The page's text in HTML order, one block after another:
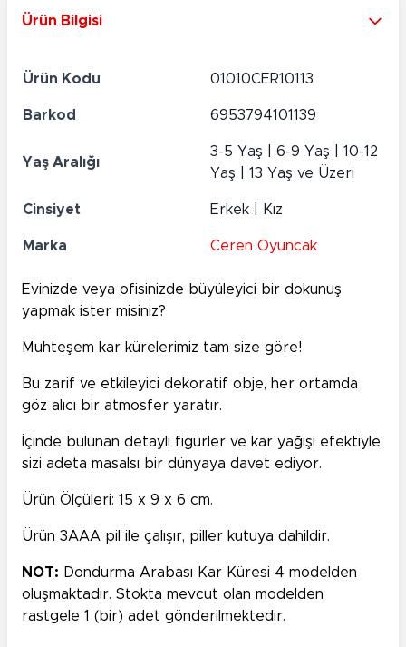
Ürün Bilgisi
Ürün Kodu 01010CER10113
Barkod 6953794101139
Yaş Aralığı
3-5 Yaş | 6-9 Yaş | 10-12
Yaş | 13 Yaş ve Üzeri
Cinsiyet Erkek | Kız
Marka Ceren Oyuncak
Evinizde veya ofisinizde büyüleyici bir dokunuş
yapmak ister misiniz?
Muhteşem kar kürelerimiz tam size göre!
Bu zarif ve etkileyici dekoratif obje, her ortamda
göz alıcı bir atmosfer yaratır.
İçinde bulunan detaylı figürler ve kar yağışı efektiyle
sizi adeta masalsı bir dünyaya davet ediyor.
Ürün Ölçüleri: 15 x 9 x 6 cm.
Ürün 3AAA pil ile çalışır, piller kutuya dahildir.
NOT: Dondurma Arabası Kar Küresi 4 modelden
oluşmaktadır. Stokta mevcut olan modelden
rastgele 1 (bir) adet gönderilmektedir.